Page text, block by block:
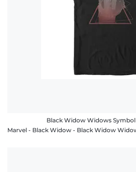
Black Widow Widows Symbol